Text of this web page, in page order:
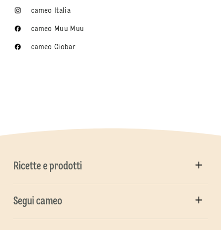
cameo Italia
cameo Muu Muu
cameo Ciobar
Ricette e prodotti
Segui cameo